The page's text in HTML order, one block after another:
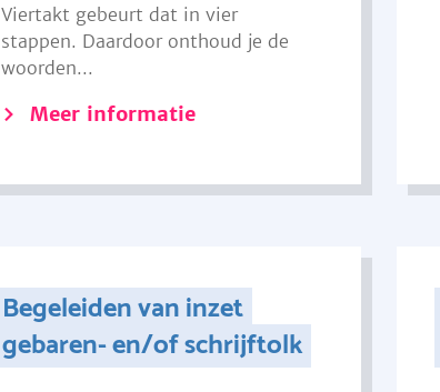
Viertakt gebeurt dat in vier
stappen. Daardoor onthoud je de
woorden...
Meer informatie
Begeleiden van inzet
gebaren- en/of schrijftolk